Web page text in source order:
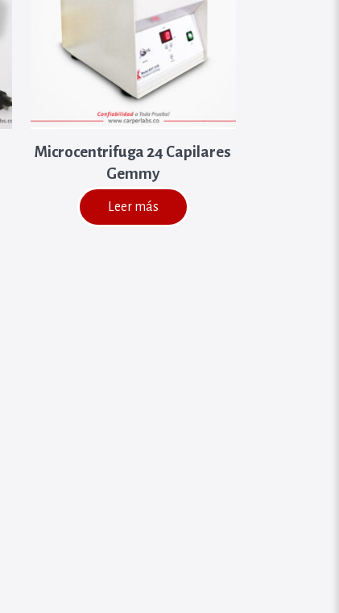
Microcentrifuga 24 Capilares
Gemmy
Leer más